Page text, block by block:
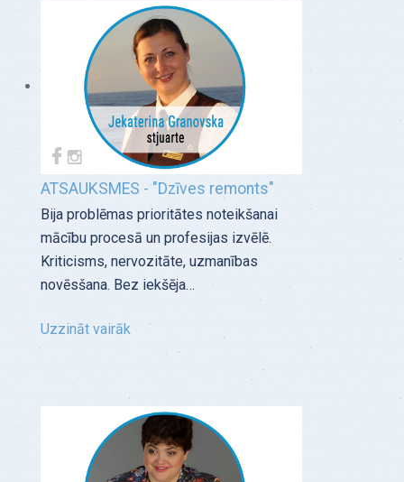
ATSAUKSMES - "Dzīves remonts"
Bija problēmas prioritātes noteikšanai
mācību procesā un profesijas izvēlē.
Kriticisms, nervozitāte, uzmanības
novēsšana. Bez iekšēja…
Uzzināt vairāk